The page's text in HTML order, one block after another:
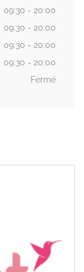
09:30 - 20:00
09:30 - 20:00
09:30 - 20:00
09:30 - 20:00
Fermé